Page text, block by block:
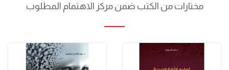
مختارات من الكتب ضمن مركز الاهتمام المطلوب